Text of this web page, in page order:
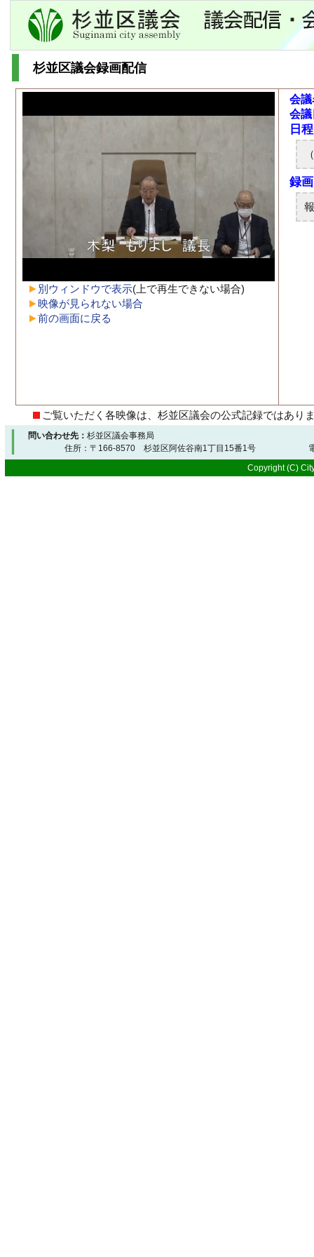
杉並区議会録画配信
別ウィンドウで表示(上で再生できない場合)
映像が見られない場合
前の画面に戻る
会
会
ご覧いただく各映像は、杉並区議会の公式記録ではあり
問い合わせ先： 杉並区議会事務局
住所：〒166-8570 杉並区阿佐谷南1丁目15番1号 電
Copyright (C)